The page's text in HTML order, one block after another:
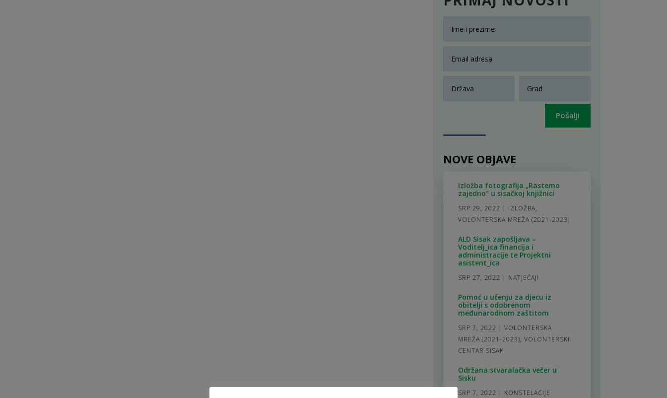
Pošalji
NOVE OBJAVE
Izložba fotografija „Rastemo
zajedno“ u sisačkoj knjižnici
SRP 29, 2022 | IZLOŽBA,
VOLONTERSKA MREŽA (2021-2023)
ALD Sisak zapošljava –
Voditelj_ica financija i
administracije te Projektni
asistent_ica
SRP 27, 2022 | NATJEČAJI
Pomoć u učenju za djecu iz
obitelji s odobrenom
međunarodnom zaštitom
SRP 7, 2022 | VOLONTERSKA
MREŽA (2021-2023), VOLONTERSKI
CENTAR SISAK
Održana stvaralačka večer u
Sisku
SRP 7, 2022 | KONSTELACIJE